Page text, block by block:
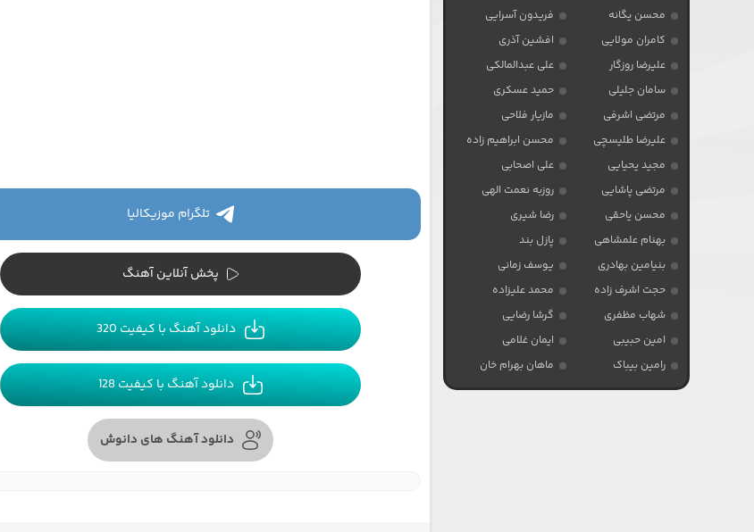
تلگرام موزیکالیا
پخش آنلاین آهنگ
دانلود آهنگ با کیفیت 320
دانلود آهنگ با کیفیت 128
دانلود آهنگ های دانوش
محسن یگانه
فریدون آسرایی
کامران مولایی
افشین آذری
علیرضا روزگار
علی عبدالمالکی
سامان جلیلی
حمید عسکری
مرتضی اشرفی
مازیار فلاحی
علیرضا طلیسچی
محسن ابراهیم زاده
مجید یحیایی
علی اصحابی
مرتضی پاشایی
روزبه نعمت الهی
محسن یاحقی
رضا شیری
بهنام علمشاهی
پازل بند
بنیامین بهادری
یوسف زمانی
حجت اشرف زاده
محمد علیزاده
شهاب مظفری
گرشا رضایی
امین حبیبی
ایمان غلامی
رامین بیباک
ماهان بهرام خان